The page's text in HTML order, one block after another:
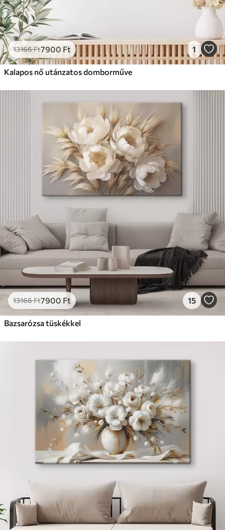
13166Ft7900 Ft 1
Kalapos nő utánzatos domborműve
13166Ft7900 Ft 15
Bazsarózsa tüskékkel